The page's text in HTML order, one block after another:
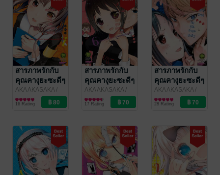
สารภาพรักกับ
คุณคางุยะซะดีๆ
~สงคราม
ประสาทความ
รักของเหล่า
AKA AKASAKA/
LUCKPIM
Publishing
การ์ตูนทั่วไป
16 Rating
สารภาพรักกับ
คุณคางุยะซะดีๆ
~สงคราม
ประสาทความ
รักของเหล่า
AKA AKASAKA/
LUCKPIM
Publishing
การ์ตูนทั่วไป
17 Rating
สารภาพรักกับ
คุณคางุยะซะดีๆ
~สงคราม
ประสาทความ
รักของเหล่า
AKA AKASAKA/
LUCKPIM
Publishing
การ์ตูนทั่วไป
28 Rating